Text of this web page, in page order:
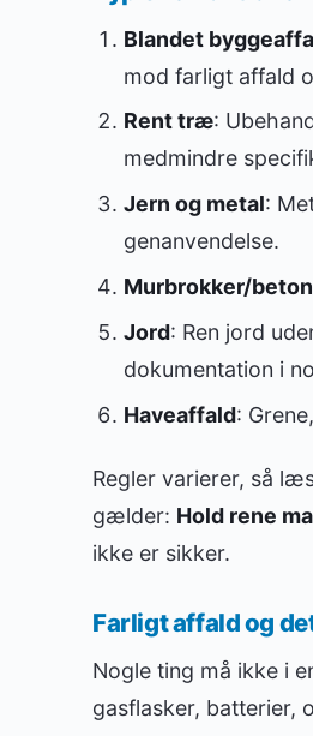
Blandet
mod farligt affald
Rent træ:
medmindre
Jern og metal:
genanvendelse.
Murbrokker/beton
Jord: Ren jord
dokumentation i
Haveaffald:
Regler varierer, så
gælder: Hold rene
ikke er sikker.
Farligt affald og
Nogle ting må ikke i
gasflasker, batterier,